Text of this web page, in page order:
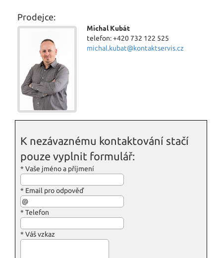
Prodejce:
Michal Kubát
telefon: +420 732 122 525
michal.kubat@kontaktservis.cz
K nezávaznému kontaktování stačí
pouze vyplnit formulář:
* Vaše jméno a příjmení
* Email pro odpověď
* Telefon
* Váš vzkaz